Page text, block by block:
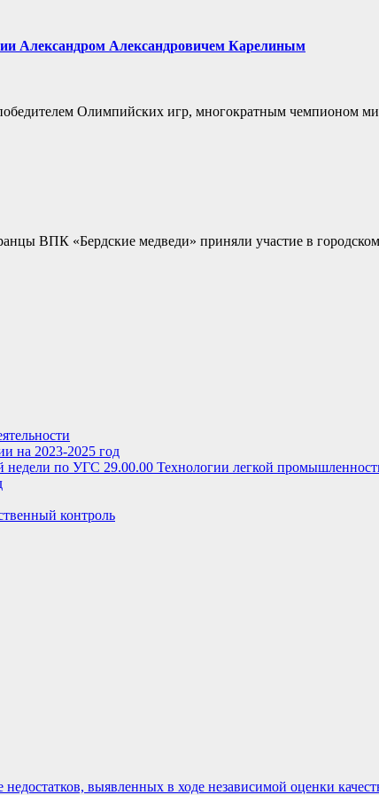
Александром Александровичем Карелиным
победителем Олимпийских игр, многократным чемпионом
ВПК «Бердские медведи» приняли участие в
на 2023-2025 год
по УГС 29.00.00 Технологии легкой
контроль
выявленных в ходе независимой оценки